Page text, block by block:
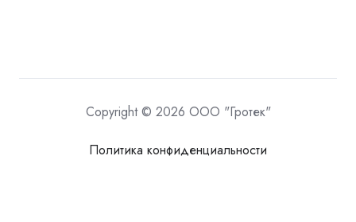
Copyright © 2026 ООО "Гротек"
Политика конфиденциальности